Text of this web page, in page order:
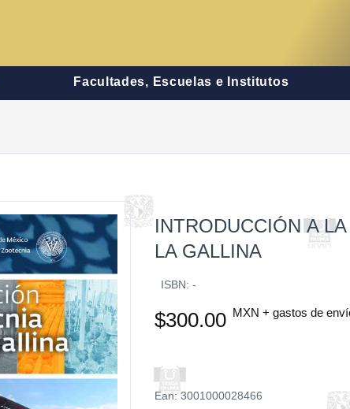
Facultades, Escuelas e Institutos
INTRODUCCIÓN A
LA GALLINA
ISBN: -
$300.00 MXN + gastos de
Ean: 3001000028466